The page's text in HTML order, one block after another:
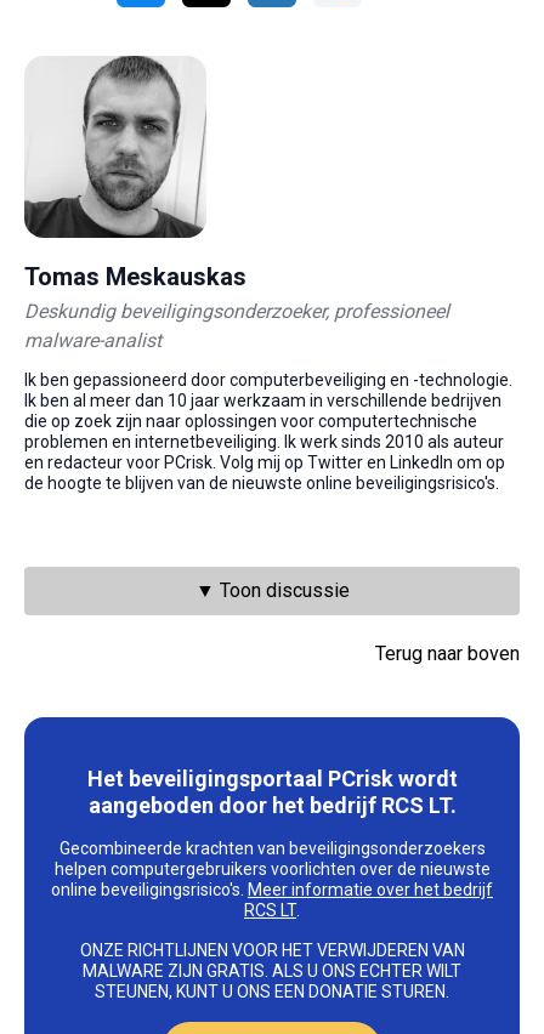
Tomas Meskauskas
Deskundig beveiligingsonderzoeker, professioneel
malware-analist
Ik ben gepassioneerd door computerbeveiliging en -technologie.
Ik ben al meer dan 10 jaar werkzaam in verschillende bedrijven
die op zoek zijn naar oplossingen voor computertechnische
problemen en internetbeveiliging. Ik werk sinds 2010 als auteur
en redacteur voor PCrisk. Volg mij op Twitter en LinkedIn om op
de hoogte te blijven van de nieuwste online beveiligingsrisico's.
▼ Toon discussie
Terug naar boven
Het beveiligingsportaal PCrisk wordt
aangeboden door het bedrijf RCS LT.
Gecombineerde krachten van beveiligingsonderzoekers
helpen computergebruikers voorlichten over de nieuwste
online beveiligingsrisico's. Meer informatie over het bedrijf
RCS LT.
ONZE RICHTLIJNEN VOOR HET VERWIJDEREN VAN
MALWARE ZIJN GRATIS. ALS U ONS ECHTER WILT
STEUNEN, KUNT U ONS EEN DONATIE STUREN.